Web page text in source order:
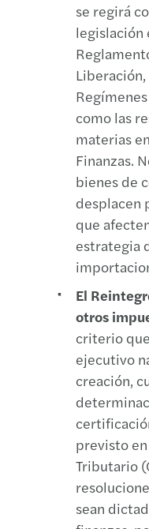
se regirá
legislación
como las
materias
Finanzas.
bienes de
desplacen
que
estrategia
El
otros
criterio
ejecutivo
creación,
previsto
Tributario
sean